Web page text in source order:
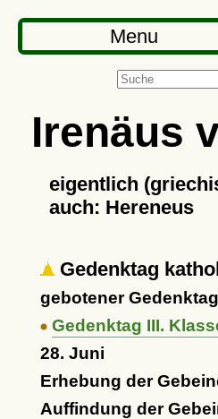
Menu
Irenäus
eigentlich
auch: Hereneus
Gedenktag
gebotener Gedenktag
Gedenktag III.
28. Juni
Erhebung der
Auffindung der